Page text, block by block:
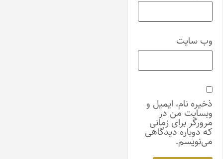
وب‌ سایت
ذخیره نام، ایمیل و
وبسایت من در
مرورگر برای زمانی
که دوباره دیدگاهی
می‌نویسم.